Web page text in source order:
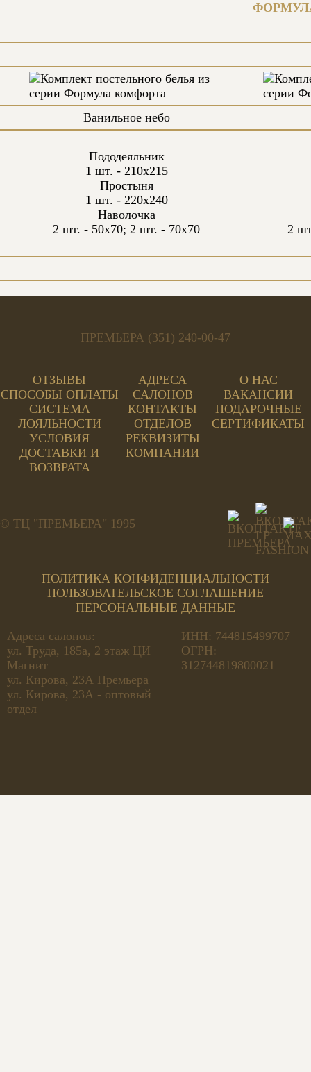
Ванильное небо
Пододеяльник
1 шт. - 210х215
Простыня
1 шт. - 220х240
Наволочка
2 шт. - 50х70; 2 шт. - 70х70
2
ПРЕМЬЕРА (351) 240-00-47
ОТЗЫВЫ
СПОСОБЫ ОПЛАТЫ
СИСТЕМА
ЛОЯЛЬНОСТИ
УСЛОВИЯ
ДОСТАВКИ И
ВОЗВРАТА
АДРЕСА
САЛОНОВ
КОНТАКТЫ
ОТДЕЛОВ
РЕКВИЗИТЫ
КОМПАНИИ
О НАС
ВАКАНСИИ
ПОДАРОЧНЫЕ
СЕРТИФИКАТЫ
© ТЦ "ПРЕМЬЕРА" 1995
ПОЛИТИКА КОНФИДЕНЦИАЛЬНОСТИ
ПОЛЬЗОВАТЕЛЬСКОЕ СОГЛАШЕНИЕ
ПЕРСОНАЛЬНЫЕ ДАННЫЕ
Адреса салонов:
ул. Труда, 185а, 2 этаж ЦИ
Магнит
ул. Кирова, 23А Премьера
ул. Кирова, 23А - оптовый
отдел
ИНН: 744815499707
ОГРН:
312744819800021